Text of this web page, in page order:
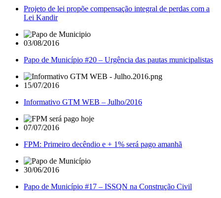
Projeto de lei propõe compensação integral de perdas com a
Lei Kandir
03/08/2016
Papo de Município #20 – Urgência das pautas municipalistas
15/07/2016
Informativo GTM WEB – Julho/2016
07/07/2016
FPM: Primeiro decêndio e + 1% será pago amanhã
30/06/2016
Papo de Município #17 – ISSQN na Construção Civil